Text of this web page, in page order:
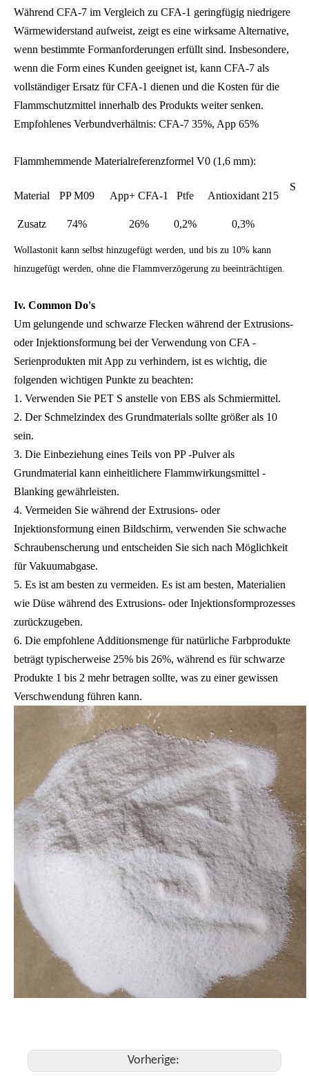
Während CFA-7 im Vergleich zu CFA-1 geringfügig niedrigere
Wärmewiderstand aufweist, zeigt es eine wirksame Alternative,
wenn bestimmte Formanforderungen erfüllt sind. Insbesondere,
wenn die Form eines Kunden geeignet ist, kann CFA-7 als
vollständiger Ersatz für CFA-1 dienen und die Kosten für die
Flammschutzmittel innerhalb des Produkts weiter senken.
Empfohlenes Verbundverhältnis: CFA-7 35%, App 65%
Flammhemmende Materialreferenzformel V0 (1,6 mm):
Material PP M09 App+ CFA-1 Ptfe Antioxidant 215
Zusatz 74% 26% 0,2% 0,3%
Wollastonit kann selbst hinzugefügt werden, und bis zu 10% kann
hinzugefügt werden, ohne die Flammverzögerung zu beeinträchtigen.
Iv. Common Do's
Um gelungende und schwarze Flecken während der Extrusions-
oder Injektionsformung bei der Verwendung von CFA -
Serienprodukten mit App zu verhindern, ist es wichtig, die
folgenden wichtigen Punkte zu beachten:
1. Verwenden Sie PET S anstelle von EBS als Schmiermittel.
2. Der Schmelzindex des Grundmaterials sollte größer als 10
sein.
3. Die Einbeziehung eines Teils von PP -Pulver als
Grundmaterial kann einheitlichere Flammwirkungsmittel -
Blanking gewährleisten.
4. Vermeiden Sie während der Extrusions- oder
Injektionsformung einen Bildschirm, verwenden Sie schwache
Schraubenscherung und entscheiden Sie sich nach Möglichkeit
für Vakuumabgase.
5. Es ist am besten zu vermeiden. Es ist am besten, Materialien
wie Düse während des Extrusions- oder Injektionsformprozesses
zurückzugeben.
6. Die empfohlene Additionsmenge für natürliche Farbprodukte
beträgt typischerweise 25% bis 26%, während es für schwarze
Produkte 1 bis 2 mehr betragen sollte, was zu einer gewissen
Verschwendung führen kann.
Vorherige: